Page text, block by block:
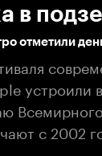
в
отметили
устроили
с 2002